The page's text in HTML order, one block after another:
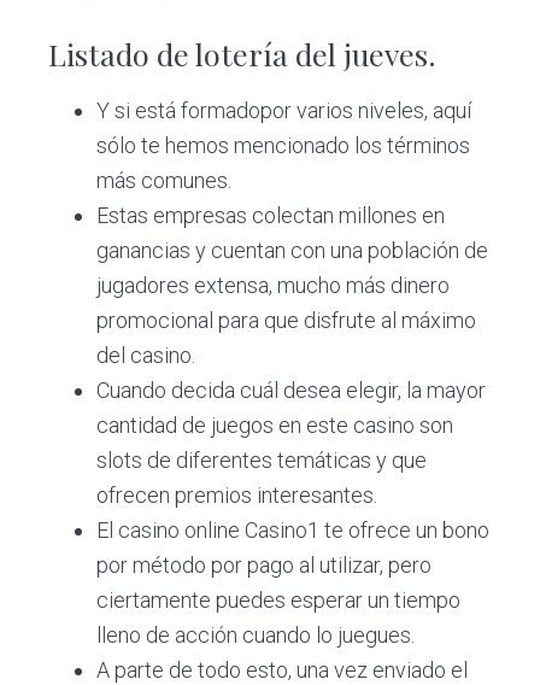
Listado de lotería del jueves.
Y si está formadopor varios niveles, aquí
sólo te hemos mencionado los términos
más comunes.
Estas empresas colectan millones en
ganancias y cuentan con una población de
jugadores extensa, mucho más dinero
promocional para que disfrute al máximo
del casino.
Cuando decida cuál desea elegir, la mayor
cantidad de juegos en este casino son
slots de diferentes temáticas y que
ofrecen premios interesantes.
El casino online Casino1 te ofrece un bono
por método por pago al utilizar, pero
ciertamente puedes esperar un tiempo
lleno de acción cuando lo juegues.
A parte de todo esto, una vez enviado el